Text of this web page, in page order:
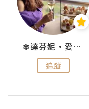
✾達芬妮•愛孩子•愛生活✾
追蹤